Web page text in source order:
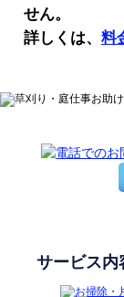
せん。
詳しくは、 料
サービス内